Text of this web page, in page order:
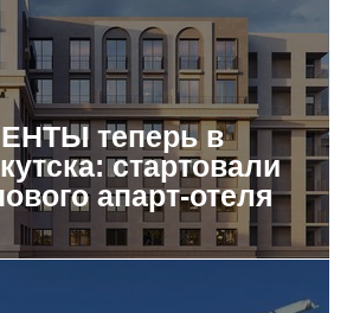
теперь в
стартовали
апарт-отеля